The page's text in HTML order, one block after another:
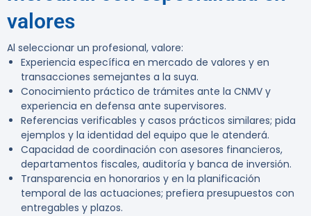
valores
Al seleccionar un profesional, valore:
Experiencia específica en mercado de valores y en
transacciones semejantes a la suya.
Conocimiento práctico de trámites ante la CNMV y
experiencia en defensa ante supervisores.
Referencias verificables y casos prácticos similares; pida
ejemplos y la identidad del equipo que le atenderá.
Capacidad de coordinación con asesores financieros,
departamentos fiscales, auditoría y banca de inversión.
Transparencia en honorarios y en la planificación
temporal de las actuaciones; prefiera presupuestos con
entregables y plazos.